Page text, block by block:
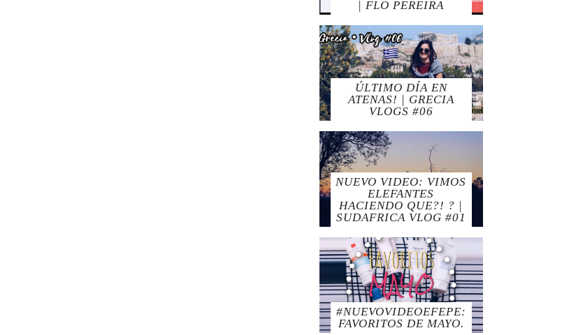
| FLO PEREIRA
ÚLTIMO DÍA EN
ATENAS! | GRECIA
VLOGS #06
NUEVO VIDEO: VIMOS
ELEFANTES
HACIENDO QUE?! ? |
SUDAFRICA VLOG #01
#NUEVOVIDEOEFEPE:
FAVORITOS DE MAYO.